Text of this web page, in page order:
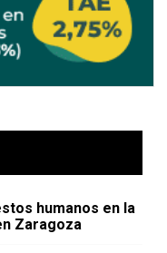
humanos en la
Zaragoza